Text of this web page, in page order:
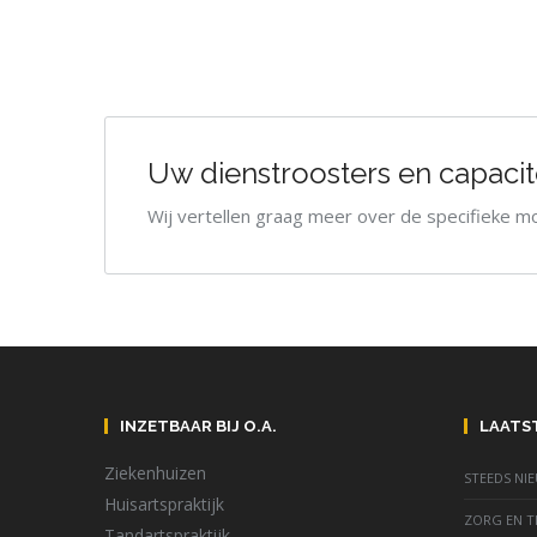
Uw dienstroosters en
Wij vertellen graag meer over de specifieke
INZETBAAR BIJ O.A.
Ziekenhuizen
Huisartspraktijk
STEEDS
ZORG EN